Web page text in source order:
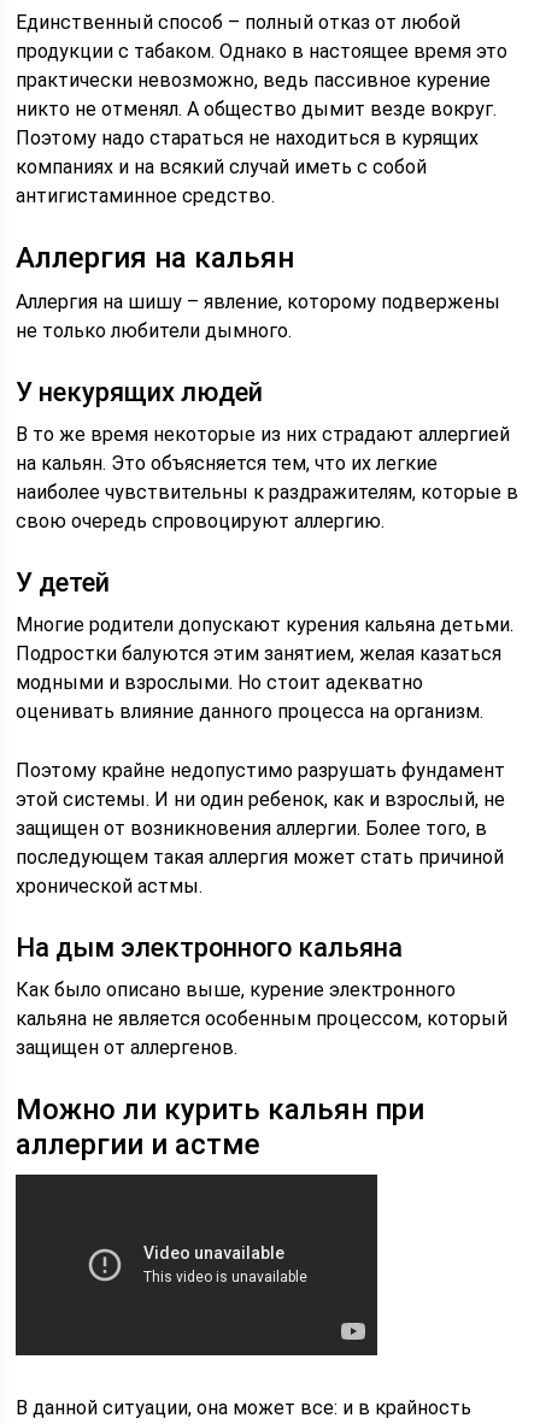
Единственный способ – полный отказ от любой
продукции с табаком. Однако в настоящее время это
практически невозможно, ведь пассивное курение
никто не отменял. А общество дымит везде вокруг.
Поэтому надо стараться не находиться в курящих
компаниях и на всякий случай иметь с собой
антигистаминное средство.
Аллергия на кальян
Аллергия на шишу – явление, которому подвержены
не только любители дымного.
У некурящих людей
В то же время некоторые из них страдают аллергией
на кальян. Это объясняется тем, что их легкие
наиболее чувствительны к раздражителям, которые в
свою очередь спровоцируют аллергию.
У детей
Многие родители допускают курения кальяна детьми.
Подростки балуются этим занятием, желая казаться
модными и взрослыми. Но стоит адекватно
оценивать влияние данного процесса на организм.
Поэтому крайне недопустимо разрушать фундамент
этой системы. И ни один ребенок, как и взрослый, не
защищен от возникновения аллергии. Более того, в
последующем такая аллергия может стать причиной
хронической астмы.
На дым электронного кальяна
Как было описано выше, курение электронного
кальяна не является особенным процессом, который
защищен от аллергенов.
Можно ли курить кальян при
аллергии и астме
В данной ситуации, она может все: и в крайность